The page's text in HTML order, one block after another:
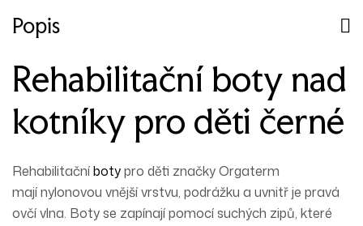
Popis
Rehabilitační boty nad
kotníky pro děti černé
Rehabilitačníbotypro děti značky Orgaterm
majínylonovou vnější vrstvu, podrážku a uvnitř je pravá
ovčívlna. Boty se zapínají pomocí suchých zipů, které